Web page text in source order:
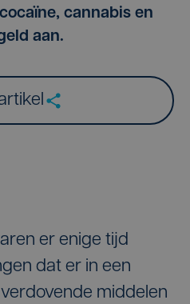
cannabis en
aan.
er enige tijd
dat er in een
middelen